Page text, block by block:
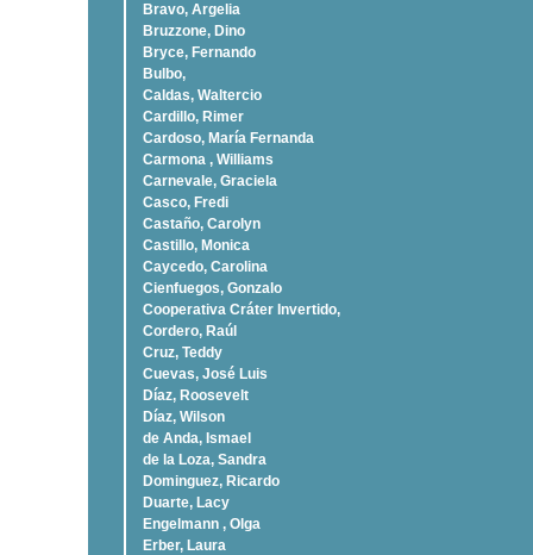
Bravo, Argelia
Bruzzone, Dino
Bryce, Fernando
Bulbo,
Caldas, Waltercio
Cardillo, Rimer
Cardoso, Marí­a Fernanda
Carmona , Williams
Carnevale, Graciela
Casco, Fredi
Castaño, Carolyn
Castillo, Monica
Caycedo, Carolina
Cienfuegos, Gonzalo
Cooperativa Cráter Invertido,
Cordero, Raúl
Cruz, Teddy
Cuevas, José Luis
Díaz, Roosevelt
Dí­az, Wilson
de Anda, Ismael
de la Loza, Sandra
Dominguez, Ricardo
Duarte, Lacy
Engelmann , Olga
Erber, Laura